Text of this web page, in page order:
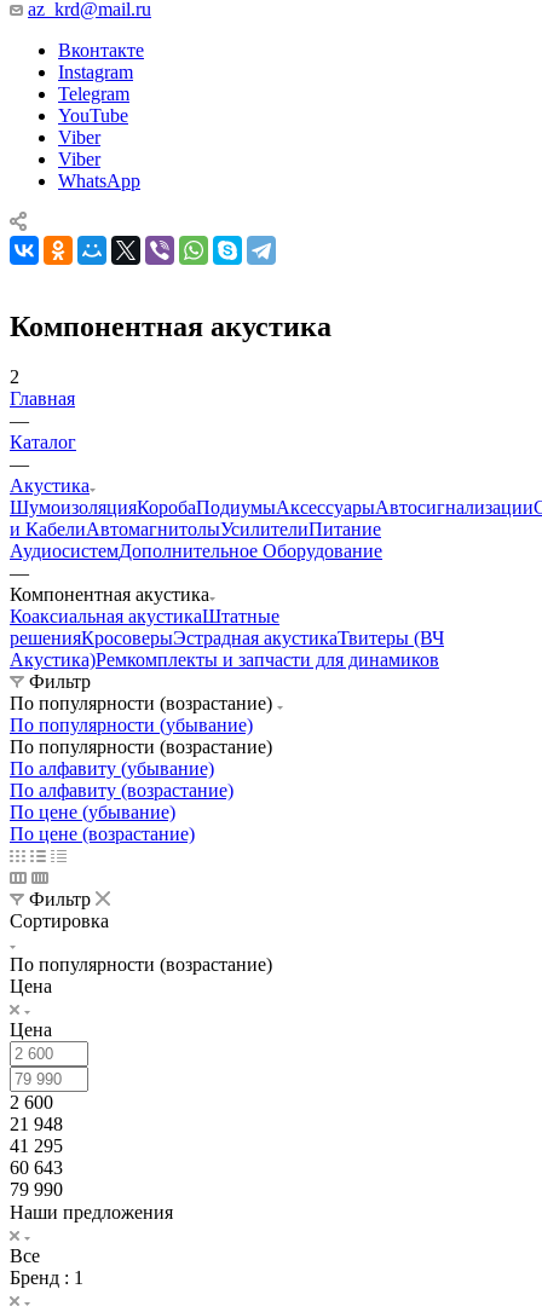
az_krd@mail.ru
Вконтакте
Instagram
Telegram
YouTube
Viber
Viber
WhatsApp
Компонентная акустика
2
Главная
—
Каталог
—
Акустика
ШумоизоляцияКоробаПодиумыАксессуарыАвтосигнализации
и КабелиАвтомагнитолыУсилителиПитание
АудиосистемДополнительное Оборудование
—
Компонентная акустика
Коаксиальная акустикаШтатные
решенияКросоверыЭстрадная акустикаТвитеры (ВЧ
Акустика)Ремкомплекты и запчасти для динамиков
Фильтр
По популярности (возрастание)
По популярности (убывание)
По популярности (возрастание)
По алфавиту (убывание)
По алфавиту (возрастание)
По цене (убывание)
По цене (возрастание)
Фильтр
Сортировка
По популярности (возрастание)
Цена
Цена
2 600
21 948
41 295
60 643
79 990
Наши предложения
Все
Бренд : 1